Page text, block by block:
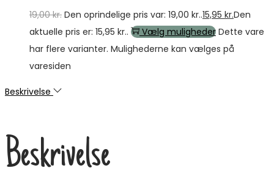
19,00kr. Den oprindelige pris var: 19,00 kr..15,95 kr.Den
aktuelle pris er: 15,95 kr..
Vælg muligheder Dette vare
har flere varianter. Mulighederne kan vælges på
varesiden
Beskrivelse
Beskrivelse